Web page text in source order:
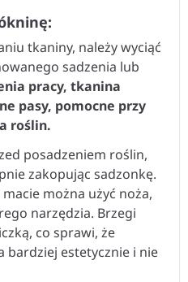
tkaniny, należy wyciąć
sadzenia lub
pracy, tkanina
pasy, pomocne przy
roślin.
posadzeniem roślin,
zakopując sadzonkę.
można użyć noża,
narzędzia. Brzegi
co sprawi, że
bardziej estetycznie i nie